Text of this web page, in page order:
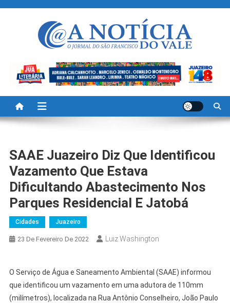
A Noticia Do Vale
SAAE Juazeiro Diz Que Identificou
Vazamento Que Estava
Dificultando Abastecimento Nos
Parques Residencial E Jatobá
Cidades Juazeiro
23 De Fevereiro De 2022 Luiz Washington
O Serviço de Água e Saneamento Ambiental (SAAE) informou
que identificou um vazamento em uma adutora de 110mm
(milímetros), localizada na Rua Antônio Conselheiro, João Paulo